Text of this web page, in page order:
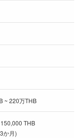
~ 220万THB
THB
か月)